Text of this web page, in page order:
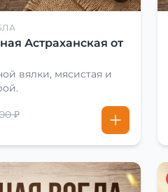
Астраханская от
вялки, мясистая и
₽